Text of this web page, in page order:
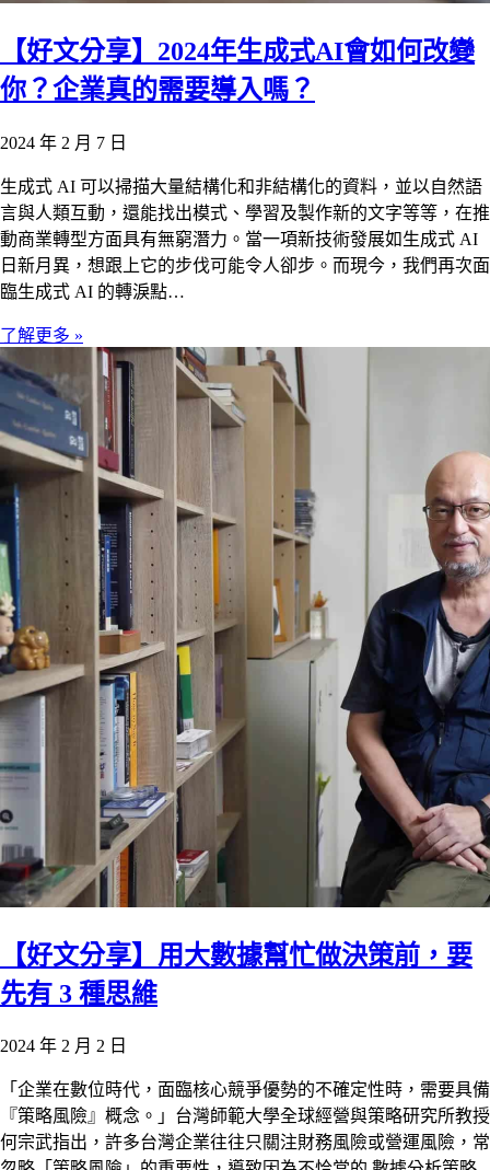
【好文分享】2024年生成式AI會如何改變
你？企業真的需要導入嗎？
2024 年 2 月 7 日
生成式 AI 可以掃描大量結構化和非結構化的資料，並以自然語
言與人類互動，還能找出模式、學習及製作新的文字等等，在推
動商業轉型方面具有無窮潛力。當一項新技術發展如生成式 AI
日新月異，想跟上它的步伐可能令人卻步。而現今，我們再次面
臨生成式 AI 的轉淚點…
了解更多 »
【好文分享】用大數據幫忙做決策前，要
先有 3 種思維
2024 年 2 月 2 日
「企業在數位時代，面臨核心競爭優勢的不確定性時，需要具備
『策略風險』概念。」台灣師範大學全球經營與策略研究所教授
何宗武指出，許多台灣企業往往只關注財務風險或營運風險，常